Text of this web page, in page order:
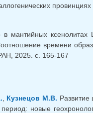
ксенолитах
времени
2025. с. 165-167
Кузнецов М.В. Развитие
новые